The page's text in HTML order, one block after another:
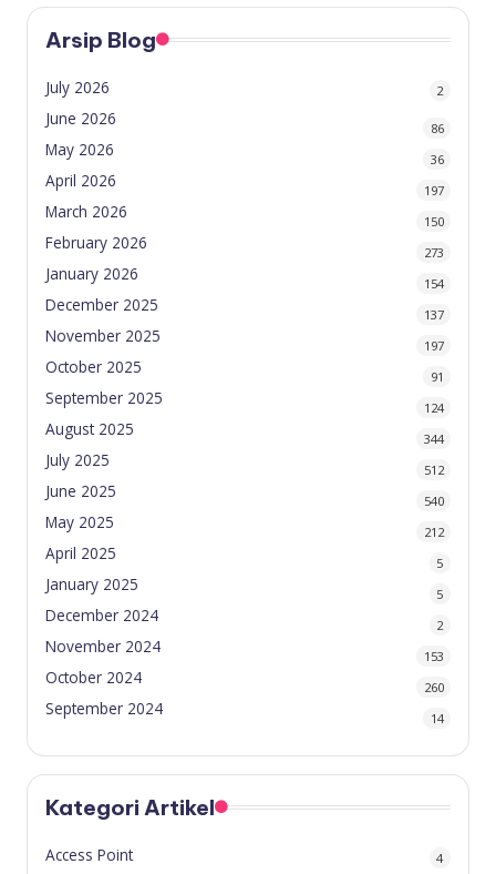
Arsip Blog
July 2026 2
June 2026 86
May 2026 36
April 2026 197
March 2026 150
February 2026 273
January 2026 154
December 2025 137
November 2025 197
October 2025 91
September 2025 124
August 2025 344
July 2025 512
June 2025 540
May 2025 212
April 2025 5
January 2025 5
December 2024 2
November 2024 153
October 2024 260
September 2024 14
Kategori Artikel
Access Point 4